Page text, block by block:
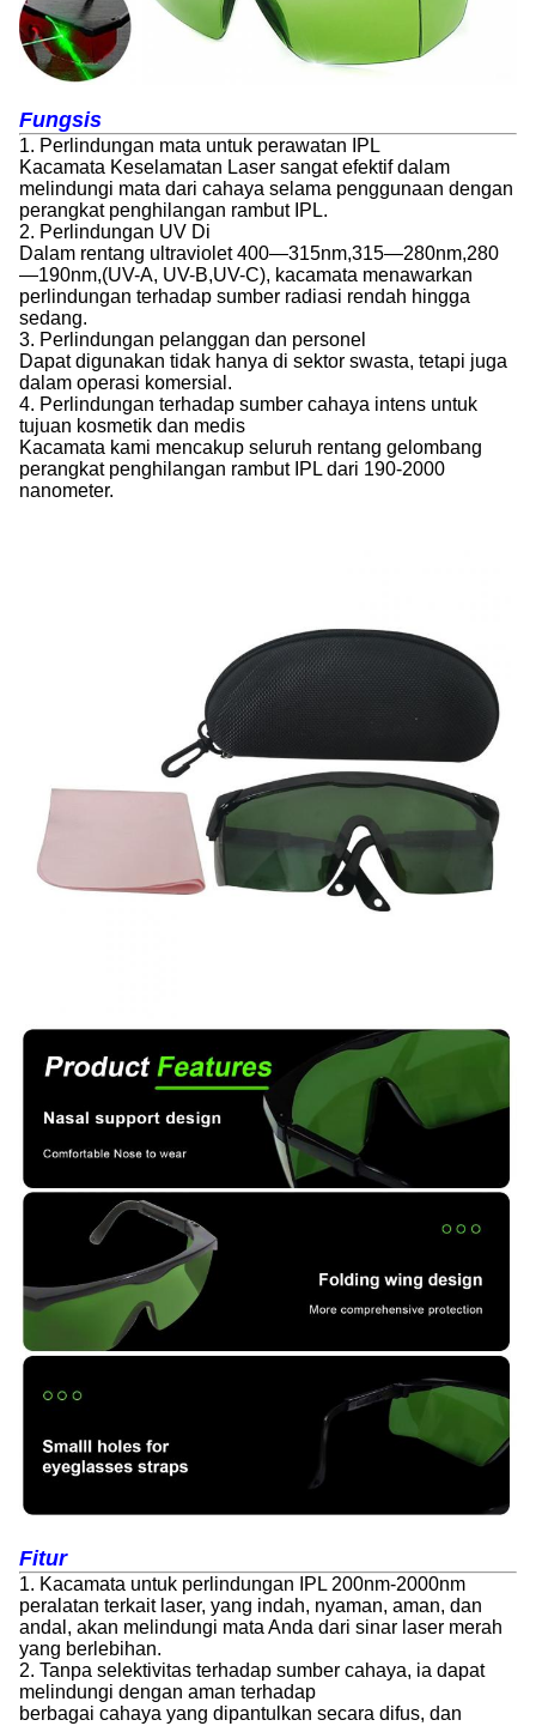
Fungsis
1. Perlindungan mata untuk perawatan IPL
Kacamata Keselamatan Laser sangat efektif dalam
melindungi mata dari cahaya selama penggunaan dengan
perangkat penghilangan rambut IPL.
2. Perlindungan UV Di
Dalam rentang ultraviolet 400—315nm,315—280nm,280
—190nm,(UV-A, UV-B,UV-C), kacamata menawarkan
perlindungan terhadap sumber radiasi rendah hingga
sedang.
3. Perlindungan pelanggan dan personel
Dapat digunakan tidak hanya di sektor swasta, tetapi juga
dalam operasi komersial.
4. Perlindungan terhadap sumber cahaya intens untuk
tujuan kosmetik dan medis
Kacamata kami mencakup seluruh rentang gelombang
perangkat penghilangan rambut IPL dari 190-2000
nanometer.
Fitur
1. Kacamata untuk perlindungan IPL 200nm-2000nm
peralatan terkait laser, yang indah, nyaman, aman, dan
andal, akan melindungi mata Anda dari sinar laser merah
yang berlebihan.
2. Tanpa selektivitas terhadap sumber cahaya, ia dapat
melindungi dengan aman terhadap
berbagai cahaya yang dipantulkan secara difus, dan